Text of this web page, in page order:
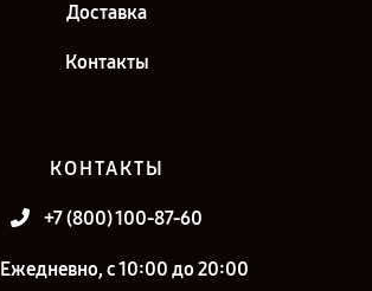
Доставка
Контакты
КОНТАКТЫ
+7 (800) 100-87-60
Ежедневно, с 10:00 до 20:00